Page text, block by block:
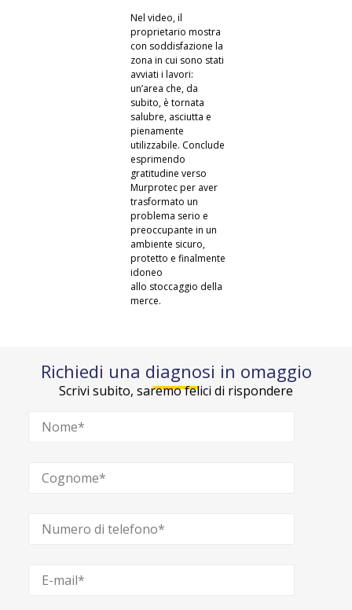
Nel video, il
proprietario mostra
con soddisfazione la
zona in cui sono stati
avviati i lavori:
un’area che, da
subito, è tornata
salubre, asciutta e
pienamente
utilizzabile. Conclude
esprimendo
gratitudine verso
Murprotec per aver
trasformato un
problema serio e
preoccupante in un
ambiente sicuro,
protetto e finalmente
idoneo
allo stoccaggio della
merce.
Richiedi una diagnosi in omaggio
Scrivi subito, saremo felici di rispondere